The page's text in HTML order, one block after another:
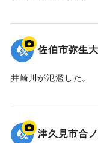
｜固有コード:01204095
佐伯市弥生
井崎川が氾濫した。
｜固有コード:01204094
津久見市合